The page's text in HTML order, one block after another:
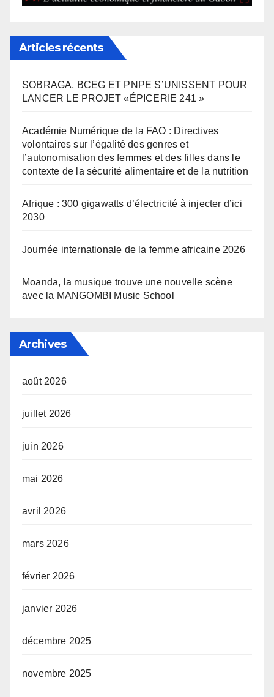
Articles récents
SOBRAGA, BCEG ET PNPE S’UNISSENT POUR
LANCER LE PROJET «ÉPICERIE 241 »
Académie Numérique de la FAO : Directives
volontaires sur l’égalité des genres et
l’autonomisation des femmes et des filles dans le
contexte de la sécurité alimentaire et de la nutrition
Afrique : 300 gigawatts d’électricité à injecter d’ici
2030
Journée internationale de la femme africaine 2026
Moanda, la musique trouve une nouvelle scène
avec la MANGOMBI Music School
Archives
août 2026
juillet 2026
juin 2026
mai 2026
avril 2026
mars 2026
février 2026
janvier 2026
décembre 2025
novembre 2025